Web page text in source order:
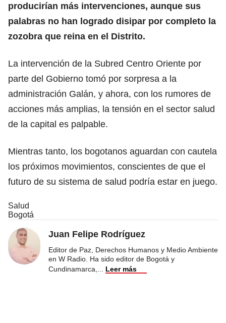
producirían más intervenciones, aunque sus
palabras no han logrado disipar por completo la
zozobra que reina en el Distrito.
La intervención de la Subred Centro Oriente por
parte del Gobierno tomó por sorpresa a la
administración Galán, y ahora, con los rumores de
acciones más amplias, la tensión en el sector salud
de la capital es palpable.
Mientras tanto, los bogotanos aguardan con cautela
los próximos movimientos, conscientes de que el
futuro de su sistema de salud podría estar en juego.
Salud
Bogotá
Juan Felipe Rodríguez
Editor de Paz, Derechos Humanos y Medio Ambiente
en W Radio. Ha sido editor de Bogotá y
Cundinamarca,
Leer más